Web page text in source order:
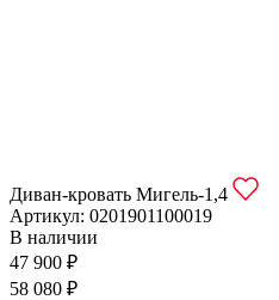
Диван-кровать Мигель-1,4
Артикул: 0201901100019
В наличии
47 900 ₽
58 080 ₽